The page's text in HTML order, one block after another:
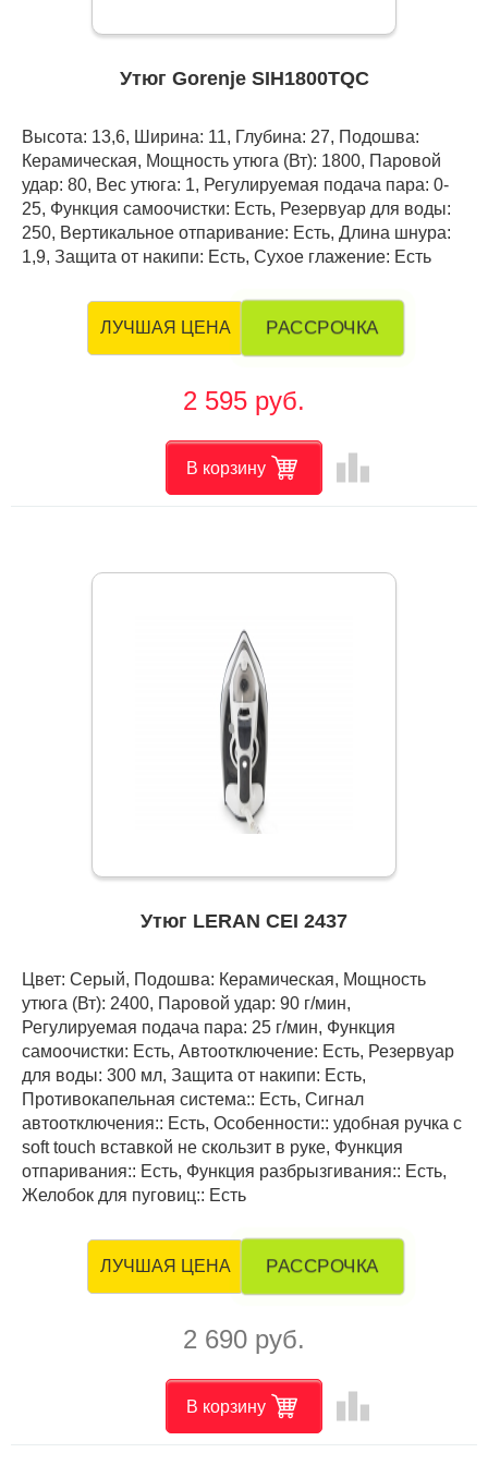
Утюг Gorenje SIH1800TQC
Высота: 13,6, Ширина: 11, Глубина: 27, Подошва:
Керамическая, Мощность утюга (Вт): 1800, Паровой
удар: 80, Вес утюга: 1, Регулируемая подача пара: 0-
25, Функция самоочистки: Есть, Резервуар для воды:
250, Вертикальное отпаривание: Есть, Длина шнура:
1,9, Защита от накипи: Есть, Сухое глажение: Есть
ЛУЧШАЯ ЦЕНА РАССРОЧКА
2 595 руб.
В корзину leaderboard
Утюг LERAN CEI 2437
Цвет: Серый, Подошва: Керамическая, Мощность
утюга (Вт): 2400, Паровой удар: 90 г/мин,
Регулируемая подача пара: 25 г/мин, Функция
самоочистки: Есть, Автоотключение: Есть, Резервуар
для воды: 300 мл, Защита от накипи: Есть,
Противокапельная система:: Есть, Сигнал
автоотключения:: Есть, Особенности:: удобная ручка с
soft touch вставкой не скользит в руке, Функция
отпаривания:: Есть, Функция разбрызгивания:: Есть,
Желобок для пуговиц:: Есть
ЛУЧШАЯ ЦЕНА РАССРОЧКА
2 690 руб.
В корзину leaderboard